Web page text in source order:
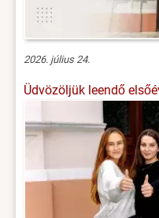
2026. július 24.
Üdvözöljük leendő